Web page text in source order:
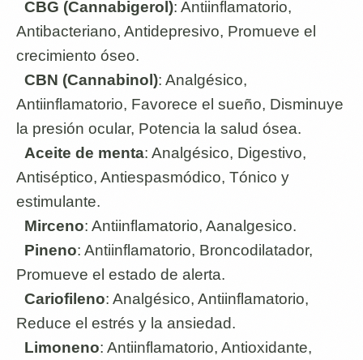
CBG (Cannabigerol): Antiinflamatorio,
Antibacteriano, Antidepresivo, Promueve el
crecimiento óseo.
CBN (Cannabinol): Analgésico,
Antiinflamatorio, Favorece el sueño, Disminuye
la presión ocular, Potencia la salud ósea.
Aceite de menta: Analgésico, Digestivo,
Antiséptico, Antiespasmódico, Tónico y
estimulante.
Mirceno: Antiinflamatorio, Aanalgesico.
Pineno: Antiinflamatorio, Broncodilatador,
Promueve el estado de alerta.
Cariofileno: Analgésico, Antiinflamatorio,
Reduce el estrés y la ansiedad.
Limoneno: Antiinflamatorio, Antioxidante,